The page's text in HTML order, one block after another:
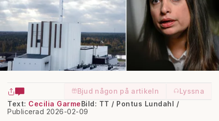
Bjud någon på artikeln
Lyssna
Text: Cecilia Garme
Publicerad 2026-02-09
Bild: TT / Pontus Lundahl /